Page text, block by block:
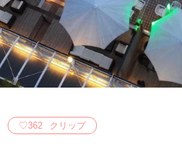
♡362 クリップ